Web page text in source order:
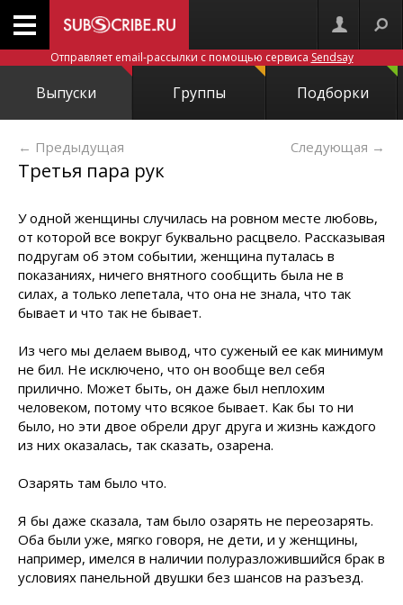
Отправляет email-рассылки с помощью сервиса Sendsay
Выпуски Группы Подборки
← Предыдущая Следующая →
Третья пара рук
У одной женщины случилась на ровном месте любовь,
от которой все вокруг буквально расцвело. Рассказывая
подругам об этом событии, женщина путалась в
показаниях, ничего внятного сообщить была не в
силах, а только лепетала, что она не знала, что так
бывает и что так не бывает.
Из чего мы делаем вывод, что суженый ее как минимум
не бил. Не исключено, что он вообще вел себя
прилично. Может быть, он даже был неплохим
человеком, потому что всякое бывает. Как бы то ни
было, но эти двое обрели друг друга и жизнь каждого
из них оказалась, так сказать, озарена.
Озарять там было что.
Я бы даже сказала, там было озарять не переозарять.
Оба были уже, мягко говоря, не дети, и у женщины,
например, имелся в наличии полуразложившийся брак в
условиях панельной двушки без шансов на разъезд.